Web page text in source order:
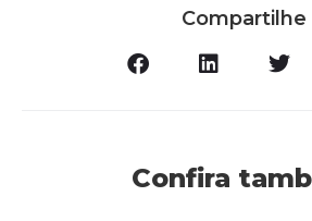
Compartilhe
Confira